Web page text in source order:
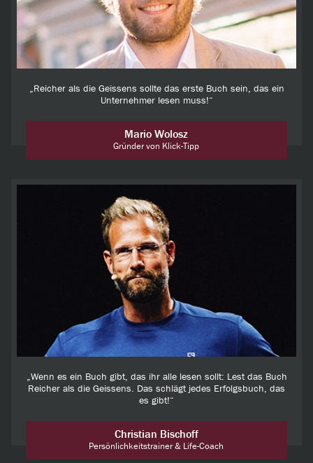
„Reicher als die Geissens sollte das erste Buch sein, das ein
Unternehmer lesen muss!“
Mario Wolosz
Gründer von Klick-Tipp
„Wenn es ein Buch gibt, das ihr alle lesen sollt: Lest das Buch
Reicher als die Geissens. Das schlägt jedes Erfolgsbuch, das
es gibt!“
Christian Bischoff
Persönlichkeitstrainer & Life-Coach